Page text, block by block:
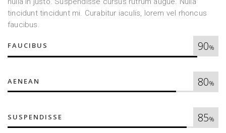
tincidunt tincidunt mi. Curabitur iaculis, lorem vel rhoncus
faucibus.
90%
FAUCIBUS
80%
AENEAN
85%
SUSPENDISSE